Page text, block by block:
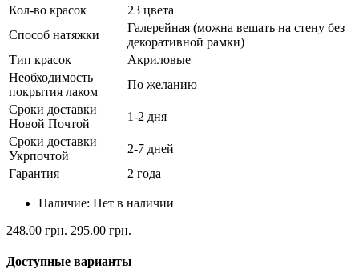
Кол-во красок
23 цвета
Способ натяжки
Галерейная (можна вешать на стену без
декоративной рамки)
Тип красок
Акриловые
Необходимость
покрытия лаком
По желанию
Сроки доставки
Новой Почтой
1-2 дня
Сроки доставки
Укрпочтой
2-7 дней
Гарантия
2 года
Наличие: Нет в наличии
248.00 грн. 295.00 грн.
Доступные варианты